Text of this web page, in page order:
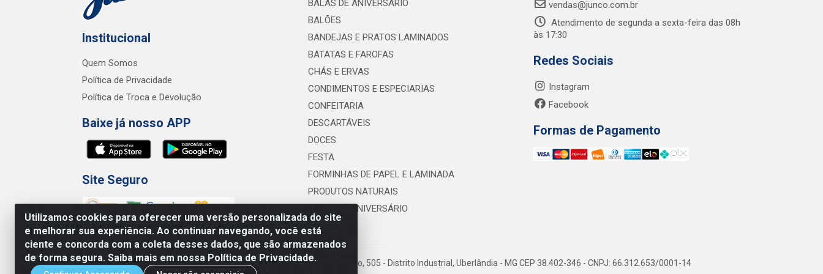
Utilizamos cookies para oferecer uma versão personalizada do site
e melhorar sua experiência. Ao continuar navegando, você está
ciente e concorda com a coleta desses dados, que são armazenados
de forma segura. Saiba mais em nossa Política de Privacidade.
Institucional
Quem Somos
Política de Privacidade
Política de Troca e Devolução
Baixe já nosso APP
Site Seguro
BALAS DE ANIVERSÁRIO
BALÕES
BANDEJAS E PRATOS LAMINADOS
BATATAS E FAROFAS
CHÁS E ERVAS
CONDIMENTOS E ESPECIARIAS
CONFEITARIA
DESCARTÁVEIS
DOCES
FESTA
FORMINHAS DE PAPEL E LAMINADA
PRODUTOS NATURAIS
VELAS DE ANIVERSÁRIO
vendas@junco.com.br
Atendimento de segunda a sexta-feira das 08h
às 17:30
Redes Sociais
Instagram
Facebook
Formas de Pagamento
Junco Industria e Comercio Ltda - R. Lineu Anterino Mariano, 505 - Distrito Industrial, Uberlândia - MG CEP 38.402-346 - CNPJ: 66.312.653/0001-14